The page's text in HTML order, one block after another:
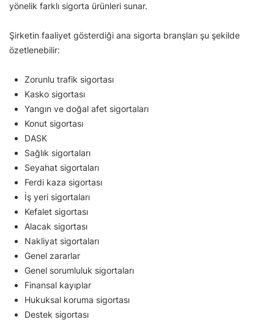
yönelik farklı sigorta ürünleri sunar.
Şirketin faaliyet gösterdiği ana sigorta branşları şu şekilde
özetlenebilir:
Zorunlu trafik sigortası
Kasko sigortası
Yangın ve doğal afet sigortaları
Konut sigortası
DASK
Sağlık sigortaları
Seyahat sigortaları
Ferdi kaza sigortası
İş yeri sigortaları
Kefalet sigortası
Alacak sigortası
Nakliyat sigortaları
Genel zararlar
Genel sorumluluk sigortaları
Finansal kayıplar
Hukuksal koruma sigortası
Destek sigortası